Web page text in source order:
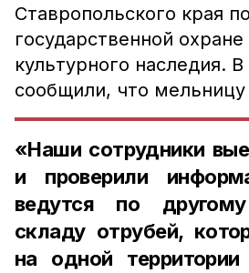
Ставропольского края
государственной
культурного наследия.
сообщили, что мельницу
«Наши сотрудники
и проверили
ведутся по
складу отрубей,
на одной